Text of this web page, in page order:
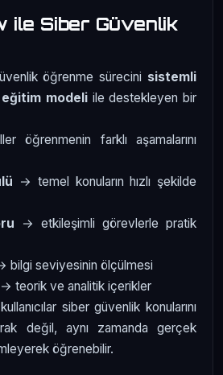
ile Siber Güvenlik
öğrenme sürecini sistemli
modeliile destekleyen bir
öğrenmenin farklı aşamalarını
→ temel konuların hızlı şekilde
→ etkileşimli görevlerle pratik
bilgi seviyesinin ölçülmesi
→ teorik ve analitik içerikler
siber güvenlik konularını
değil, aynı zamanda gerçek
öğrenebilir.